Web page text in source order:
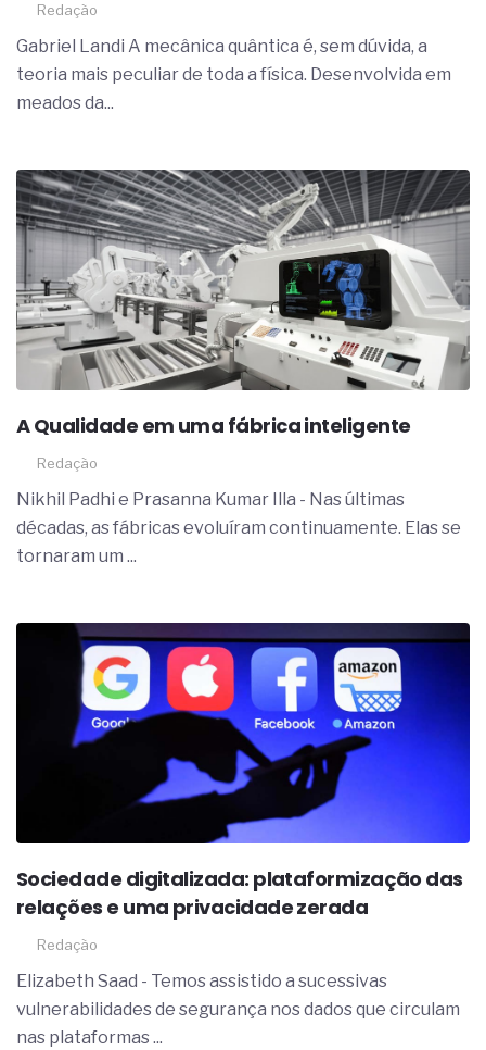
Redação
Gabriel Landi A mecânica quântica é, sem dúvida, a
teoria mais peculiar de toda a física. Desenvolvida em
meados da...
A Qualidade em uma fábrica inteligente
Redação
Nikhil Padhi e Prasanna Kumar Illa - Nas últimas
décadas, as fábricas evoluíram continuamente. Elas se
tornaram um ...
Sociedade digitalizada: plataformização das
relações e uma privacidade zerada
Redação
Elizabeth Saad - Temos assistido a sucessivas
vulnerabilidades de segurança nos dados que circulam
nas plataformas ...